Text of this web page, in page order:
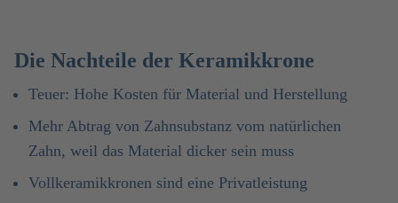
Die Nachteile der Keramikkrone
Teuer: Hohe Kosten für Material und Herstellung
Mehr Abtrag von Zahnsubstanz vom natürlichen
Zahn, weil das Material dicker sein muss
Vollkeramikkronen sind eine Privatleistung